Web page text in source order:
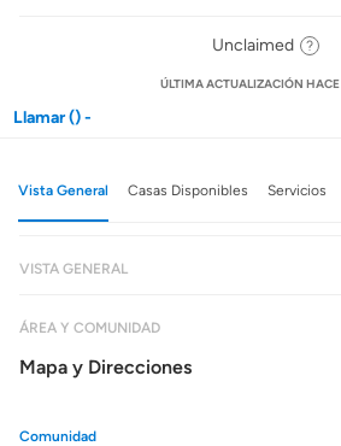
Unclaimed
ÚLTIMA ACTUALIZACIÓN HACE
Llamar () -
Vista General Casas Disponibles Servicios
VISTA GENERAL
ÁREA Y COMUNIDAD
Mapa y Direcciones
Comunidad